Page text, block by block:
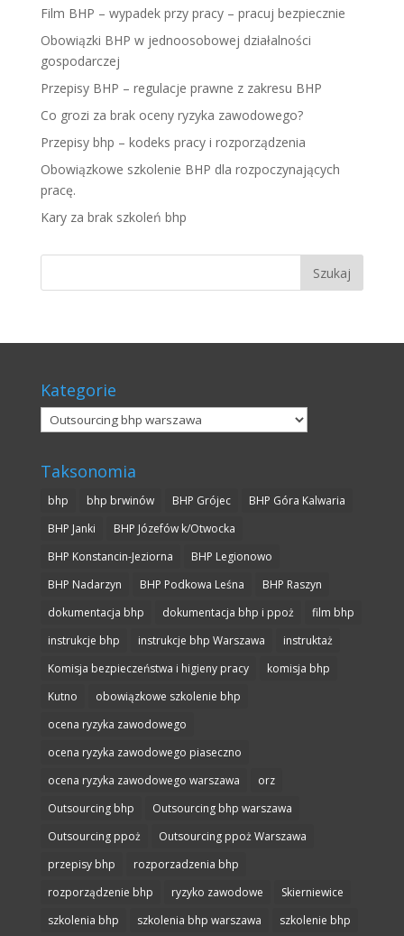
Film BHP – wypadek przy pracy – pracuj bezpiecznie
Obowiązki BHP w jednoosobowej działalności
gospodarczej
Przepisy BHP – regulacje prawne z zakresu BHP
Co grozi za brak oceny ryzyka zawodowego?
Przepisy bhp – kodeks pracy i rozporządzenia
Obowiązkowe szkolenie BHP dla rozpoczynających
pracę.
Kary za brak szkoleń bhp
Kategorie
Kategorie
Taksonomia
bhp bhp brwinów BHP Grójec
BHP Góra Kalwaria
BHP Janki
BHP Józefów k/Otwocka
BHP Konstancin-Jeziorna
BHP Legionowo
BHP Nadarzyn
BHP Podkowa Leśna
BHP Raszyn
dokumentacja bhp
dokumentacja bhp i ppoż
film bhp
instrukcje bhp
instrukcje bhp Warszawa
instruktaż
Komisja bezpieczeństwa i higieny pracy
komisja bhp
Kutno
obowiązkowe szkolenie bhp
ocena ryzyka zawodowego
ocena ryzyka zawodowego piaseczno
ocena ryzyka zawodowego warszawa
orz
Outsourcing bhp
Outsourcing bhp warszawa
Outsourcing ppoż
Outsourcing ppoż Warszawa
przepisy bhp
rozporzadzenia bhp
rozporządzenie bhp
ryzyko zawodowe
Skierniewice
szkolenia bhp
szkolenia bhp warszawa
szkolenie bhp